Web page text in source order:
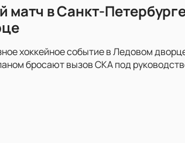
матч в Санкт-
хоккейное событие в Ледовом
бросают вызов СКА под